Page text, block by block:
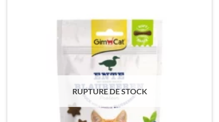
RUPTURE DE STOCK